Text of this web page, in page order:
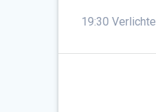
19:30